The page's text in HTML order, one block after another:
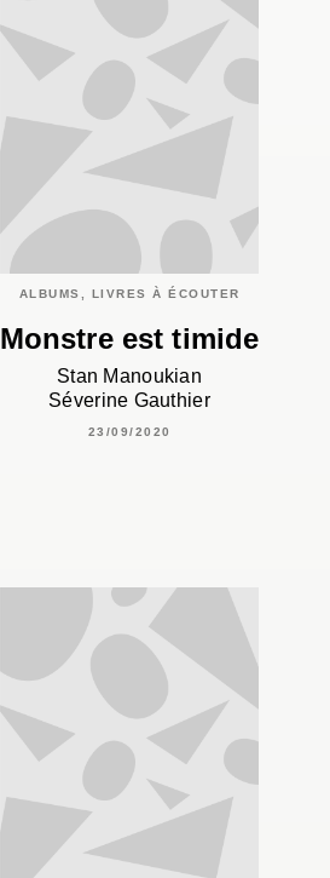
ALBUMS, LIVRES À ÉCOUTER
Monstre est timide
Stan Manoukian
Séverine Gauthier
23/09/2020